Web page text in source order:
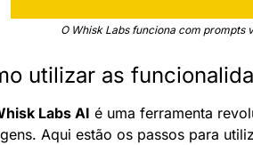
O Whisk Labs funciona com prompts
utilizar as
Labs AI é uma ferramenta
Aqui estão os passos para